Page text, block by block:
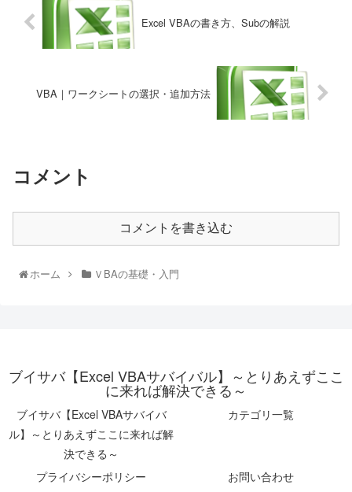
Excel VBAの書き方、Subの解説
VBA｜ワークシートの選択・追加方法
コメント
コメントを書き込む
ホーム ＶBAの基礎・入門
ブイサバ【Excel VBAサバイバル】～とりあえずここ
に来れば解決できる～
ブイサバ【Excel VBAサバイバ
ル】～とりあえずここに来れば解
決できる～
カテゴリ一覧
プライバシーポリシー
お問い合わせ